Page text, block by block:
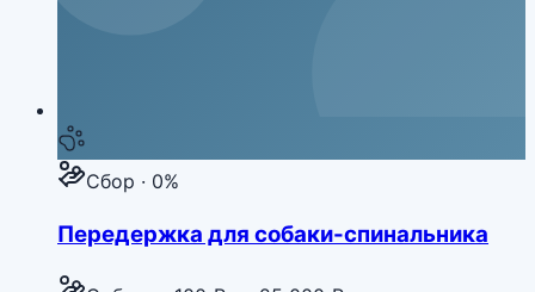
Сбор · 0%
Передержка для собаки-спинальника